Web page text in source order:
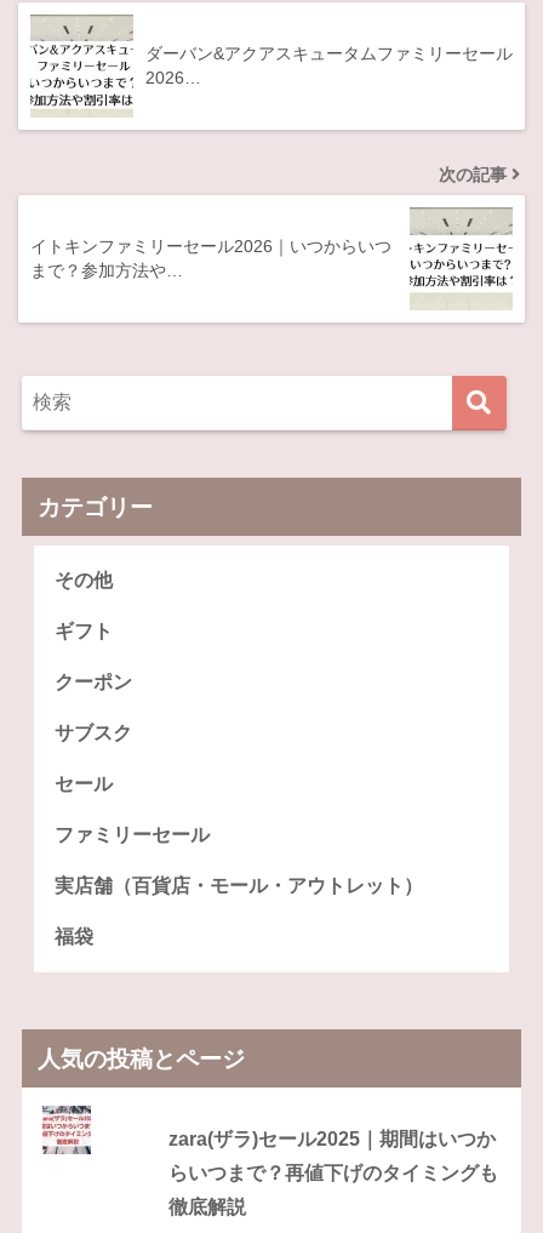
ダーバン&アクアスキュータムファミリーセール
2026…
次の記事
イトキンファミリーセール2026｜いつからいつ
まで？参加方法や…
カテゴリー
その他
ギフト
クーポン
サブスク
セール
ファミリーセール
実店舗（百貨店・モール・アウトレット）
福袋
人気の投稿とページ
zara(ザラ)セール2025｜期間はいつか
らいつまで？再値下げのタイミングも
徹底解説